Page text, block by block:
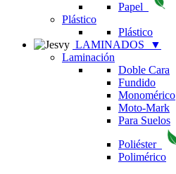
Papel
Plástico
Plástico
LAMINADOS
▼
Laminación
Doble Cara
Fundido
Monomérico
Moto-Mark
Para Suelos
Poliéster
Polimérico